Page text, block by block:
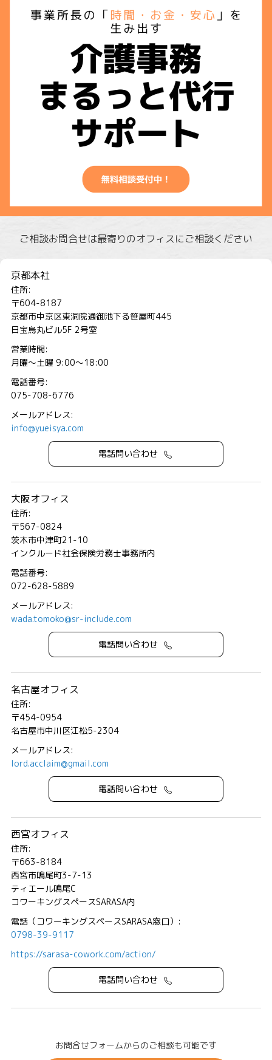
ご相談お問合せは最寄りのオフィスにご相談ください
京都本社
住所:
〒604-8187
京都市中京区東洞院通御池下る笹屋町445
日宝烏丸ビル5F 2号室
営業時間:
月曜～土曜 9:00～18:00
電話番号:
075-708-6776
メールアドレス:
info@yueisya.com
電話問い合わせ
大阪オフィス
住所:
〒567-0824
茨木市中津町21-10
インクルード社会保険労務士事務所内
電話番号:
072-628-5889
メールアドレス:
wada.tomoko@sr-include.com
電話問い合わせ
名古屋オフィス
住所:
〒454-0954
名古屋市中川区江松5-2304
メールアドレス:
lord.acclaim@gmail.com
電話問い合わせ
西宮オフィス
住所:
〒663-8184
西宮市鳴尾町3-7-13
ティエール鳴尾C
コワーキングスペースSARASA内
電話（コワーキングスペースSARASA窓口）:
0798-39-9117
https://sarasa-cowork.com/action/
電話問い合わせ
お問合せフォームからのご相談も可能です